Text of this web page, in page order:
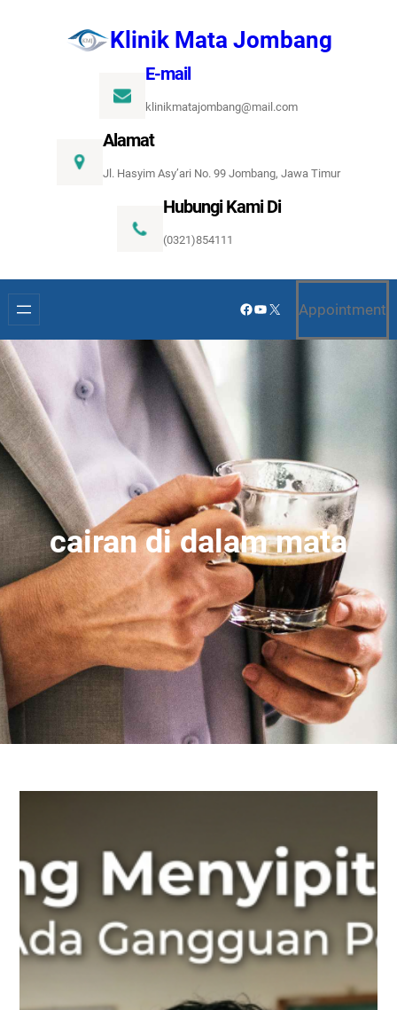
Klinik Mata Jombang
E-mail
klinikmatajombang@mail.com
Alamat
Jl. Hasyim Asy’ari No. 99 Jombang, Jawa Timur
Hubungi Kami Di
(0321)854111
Facebook
YouTube
X Appointment
cairan di dalam mata